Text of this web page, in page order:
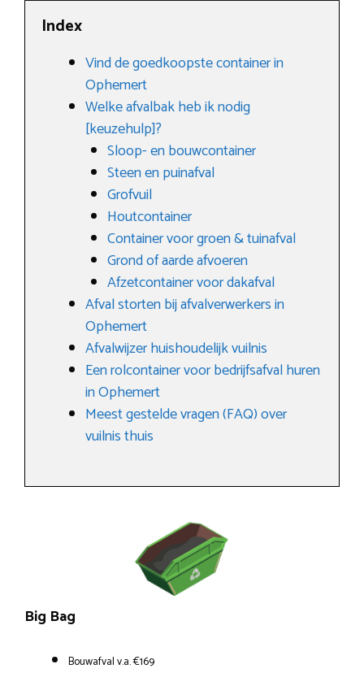
Index
Vind de goedkoopste container in
Ophemert
Welke afvalbak heb ik nodig
[keuzehulp]?
Sloop- en bouwcontainer
Steen en puinafval
Grofvuil
Houtcontainer
Container voor groen & tuinafval
Grond of aarde afvoeren
Afzetcontainer voor dakafval
Afval storten bij afvalverwerkers in
Ophemert
Afvalwijzer huishoudelijk vuilnis
Een rolcontainer voor bedrijfsafval huren
in Ophemert
Meest gestelde vragen (FAQ) over
vuilnis thuis
Big Bag
Bouwafval v.a. €169